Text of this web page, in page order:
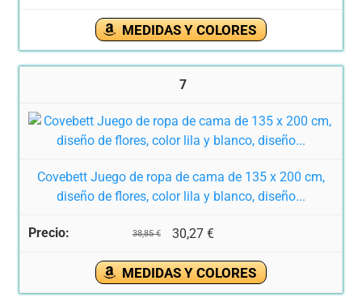
MEDIDAS Y COLORES
7
Covebett Juego de ropa de cama de 135 x 200 cm,
diseño de flores, color lila y blanco, diseño...
38,85 € 30,27 €
MEDIDAS Y COLORES